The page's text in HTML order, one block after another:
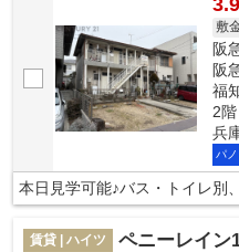
敷
阪
阪
福
2
兵
パ
本日見学可能♪バス・トイレ別
賃貸 | ハイツ ペニーレイン